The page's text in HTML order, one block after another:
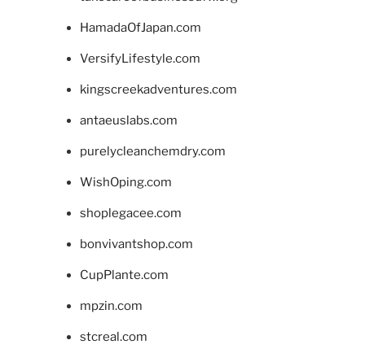
HamadaOfJapan.com
VersifyLifestyle.com
kingscreekadventures.com
antaeuslabs.com
purelycleanchemdry.com
WishOping.com
shoplegacee.com
bonvivantshop.com
CupPlante.com
mpzin.com
stcreal.com